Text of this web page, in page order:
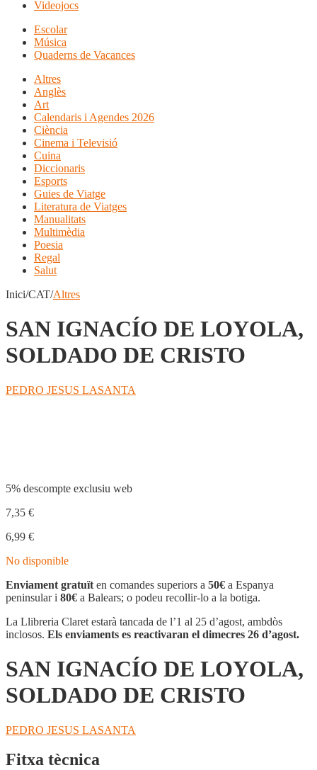
Videojocs
Escolar
Música
Quaderns de Vacances
Altres
Anglès
Art
Calendaris i Agendes 2026
Ciència
Cinema i Televisió
Cuina
Diccionaris
Esports
Guies de Viatge
Literatura de Viatges
Manualitats
Multimèdia
Poesia
Regal
Salut
Inici/CAT/Altres
SAN IGNACÍO DE LOYOLA,
SOLDADO DE CRISTO
PEDRO JESUS LASANTA
5% descompte exclusiu web
7,35 €
6,99 €
No disponible
Enviament gratuït en comandes superiors a 50€ a Espanya
peninsular i 80€ a Balears; o podeu recollir-lo a la botiga.
La Llibreria Claret estarà tancada de l’1 al 25 d’agost, ambdòs
inclosos. Els enviaments es reactivaran el dimecres 26 d’agost.
SAN IGNACÍO DE LOYOLA,
SOLDADO DE CRISTO
PEDRO JESUS LASANTA
Fitxa tècnica